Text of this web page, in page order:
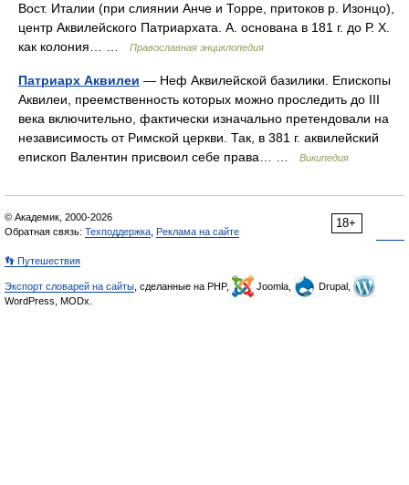
Вост. Италии (при слиянии Анче и Торре, притоков р. Изонцо),
центр Аквилейского Патриархата. А. основана в 181 г. до Р. Х.
как колония… …
Православная энциклопедия
Патриарх Аквилеи — Неф Аквилейской базилики. Епископы
Аквилеи, преемственность которых можно проследить до III
века включительно, фактически изначально претендовали на
независимость от Римской церкви. Так, в 381 г. аквилейский
епископ Валентин присвоил себе права… …
Википедия
18+
© Академик, 2000-2026
Обратная связь: Техподдержка Реклама на сайте
👣 Путешествия
Экспорт словарей на сайты , сделанные на PHP, Joomla,
Drupal,
WordPress, MODx.